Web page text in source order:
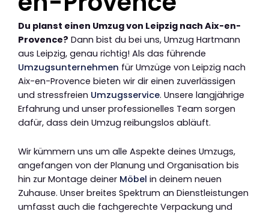
Du planst einen Umzug von Leipzig nach Aix-en-
Provence? Dann bist du bei uns, Umzug Hartmann
aus Leipzig, genau richtig! Als das führende
Umzugsunternehmen für Umzüge von Leipzig nach
Aix-en-Provence bieten wir dir einen zuverlässigen
und stressfreien Umzugsservice. Unsere langjährige
Erfahrung und unser professionelles Team sorgen
dafür, dass dein Umzug reibungslos abläuft.
Wir kümmern uns um alle Aspekte deines Umzugs,
angefangen von der Planung und Organisation bis
hin zur Montage deiner Möbel in deinem neuen
Zuhause. Unser breites Spektrum an Dienstleistungen
umfasst auch die fachgerechte Verpackung und